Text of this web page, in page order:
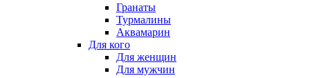
Гранаты
Турмалины
Аквамарин
Для кого
Для женщин
Для мужчин